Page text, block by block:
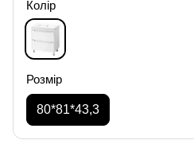
Колір
Розмір
80*81*43,3